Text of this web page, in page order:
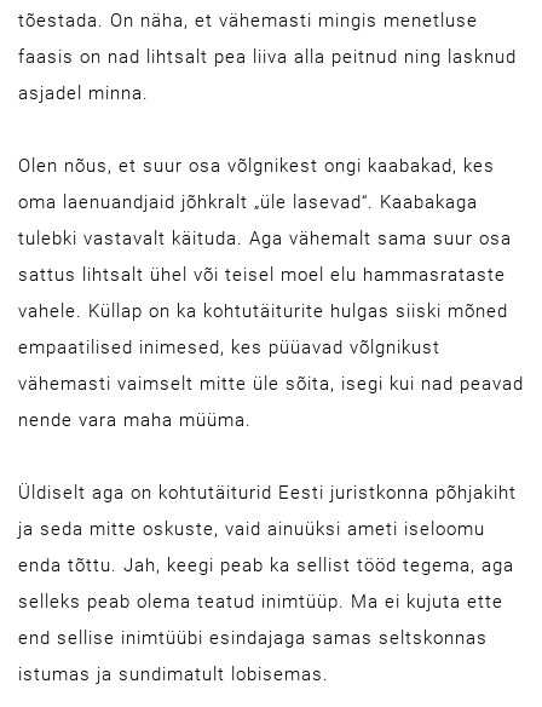
tõestada. On näha, et vähemasti mingis menetluse
faasis on nad lihtsalt pea liiva alla peitnud ning lasknud
asjadel minna.
Olen nõus, et suur osa võlgnikest ongi kaabakad, kes
oma laenuandjaid jõhkralt „üle lasevad“. Kaabakaga
tulebki vastavalt käituda. Aga vähemalt sama suur osa
sattus lihtsalt ühel või teisel moel elu hammasrataste
vahele. Küllap on ka kohtutäiturite hulgas siiski mõned
empaatilised inimesed, kes püüavad võlgnikust
vähemasti vaimselt mitte üle sõita, isegi kui nad peavad
nende vara maha müüma.
Üldiselt aga on kohtutäiturid Eesti juristkonna põhjakiht
ja seda mitte oskuste, vaid ainuüksi ameti iseloomu
enda tõttu. Jah, keegi peab ka sellist tööd tegema, aga
selleks peab olema teatud inimtüüp. Ma ei kujuta ette
end sellise inimtüübi esindajaga samas seltskonnas
istumas ja sundimatult lobisemas.